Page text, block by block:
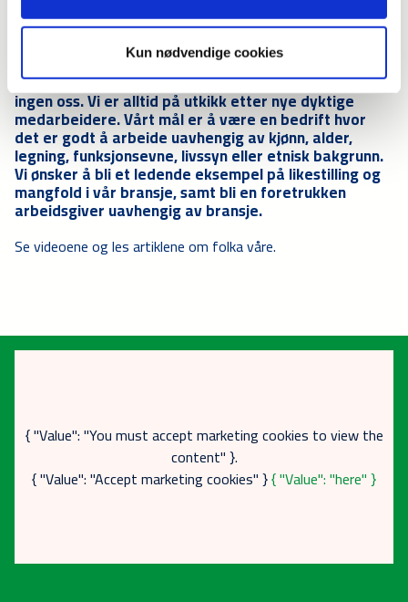
Kun nødvendige cookies
Folka er hjertet i Caverion
Folka er hjertet og hjernen i Caverion. For ingen folk,
ingen oss. Vi er alltid på utkikk etter nye dyktige
medarbeidere. Vårt mål er å være en bedrift hvor
det er godt å arbeide uavhengig av kjønn, alder,
legning, funksjonsevne, livssyn eller etnisk bakgrunn.
Vi ønsker å bli et ledende eksempel på likestilling og
mangfold i vår bransje, samt bli en foretrukken
arbeidsgiver uavhengig av bransje.
Se videoene og les artiklene om folka våre.
{ "Value": "You must accept marketing cookies to view the
content" }.
{ "Value": "Accept marketing cookies" }{ "Value": "here" }